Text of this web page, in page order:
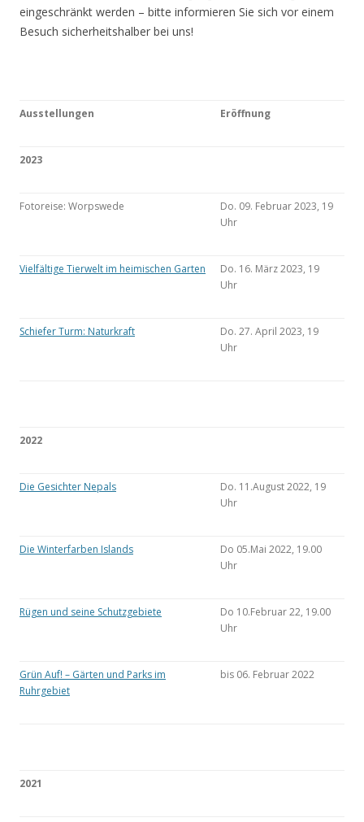
eingeschränkt werden – bitte informieren Sie sich vor einem
Besuch sicherheitshalber bei uns!
Ausstellungen Eröffnung
2023
Fotoreise: Worpswede
Do. 09. Februar 2023, 19
Uhr
Vielfältige Tierwelt im heimischen Garten
Do. 16. März 2023, 19
Uhr
Schiefer Turm: Naturkraft
Do. 27. April 2023, 19
Uhr
2022
Die Gesichter Nepals
Do. 11.August 2022, 19
Uhr
Die Winterfarben Islands
Do 05.Mai 2022, 19.00
Uhr
Rügen und seine Schutzgebiete
Do 10.Februar 22, 19.00
Uhr
Grün Auf! – Gärten und Parks im
Ruhrgebiet
bis 06. Februar 2022
2021